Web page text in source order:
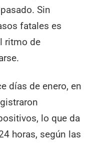
Sin
fatales es
ritmo de
días de enero, en
lo que da
horas, según las